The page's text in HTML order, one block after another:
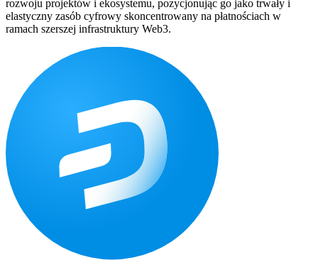
rozwoju projektów i ekosystemu, pozycjonując go jako trwały i
elastyczny zasób cyfrowy skoncentrowany na płatnościach w
ramach szerszej infrastruktury Web3.